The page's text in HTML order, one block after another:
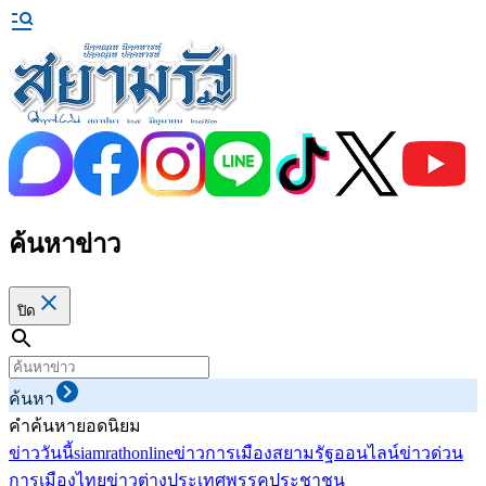
ค้นหาข่าว
ปิด
ค้นหา
คำค้นหายอดนิยม
ข่าววันนี้siamrathonlineข่าวการเมืองสยามรัฐออนไลน์ข่าวด่วน
การเมืองไทยข่าวต่างประเทศพรรคประชาชน